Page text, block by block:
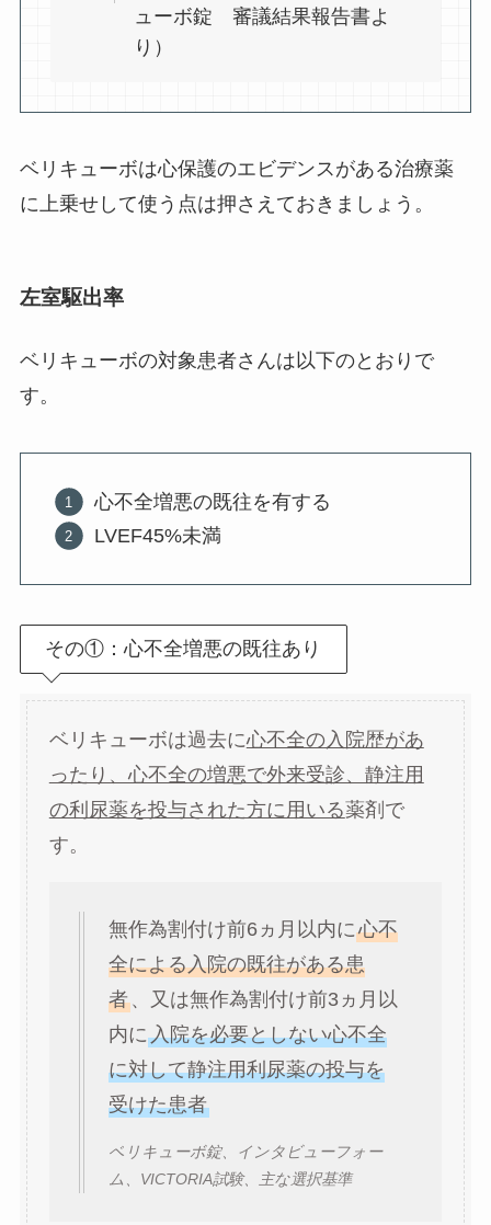
ューボ錠 審議結果報告書よ
り）
ベリキューボは心保護のエビデンスがある治療薬
に上乗せして使う点は押さえておきましょう。
左室駆出率
ベリキューボの対象患者さんは以下のとおりで
す。
心不全増悪の既往を有する
LVEF45%未満
その①：心不全増悪の既往あり
ベリキューボは過去に心不全の入院歴があ
ったり、心不全の増悪で外来受診、静注用
の利尿薬を投与された方に用いる薬剤で
す。
無作為割付け前6ヵ月以内に心不
全による入院の既往がある患
者、又は無作為割付け前3ヵ月以
内に入院を必要としない心不全
に対して静注用利尿薬の投与を
受けた患者
ベリキューボ錠、インタビューフォー
ム、VICTORIA試験、主な選択基準